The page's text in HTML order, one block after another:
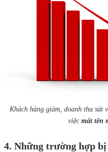
Khách hàng giảm, doanh thu sút
việc mất tên
4. Những trường hợp